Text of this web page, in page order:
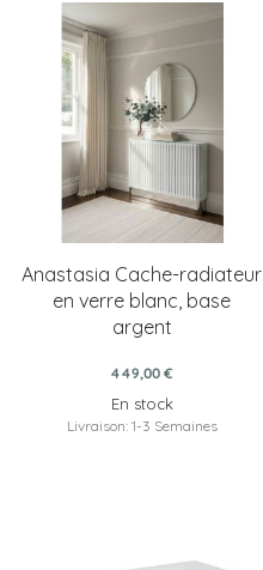
Anastasia Cache-radiateur
en verre blanc, base
argent
449,00 €
En stock
Livraison: 1-3 Semaines